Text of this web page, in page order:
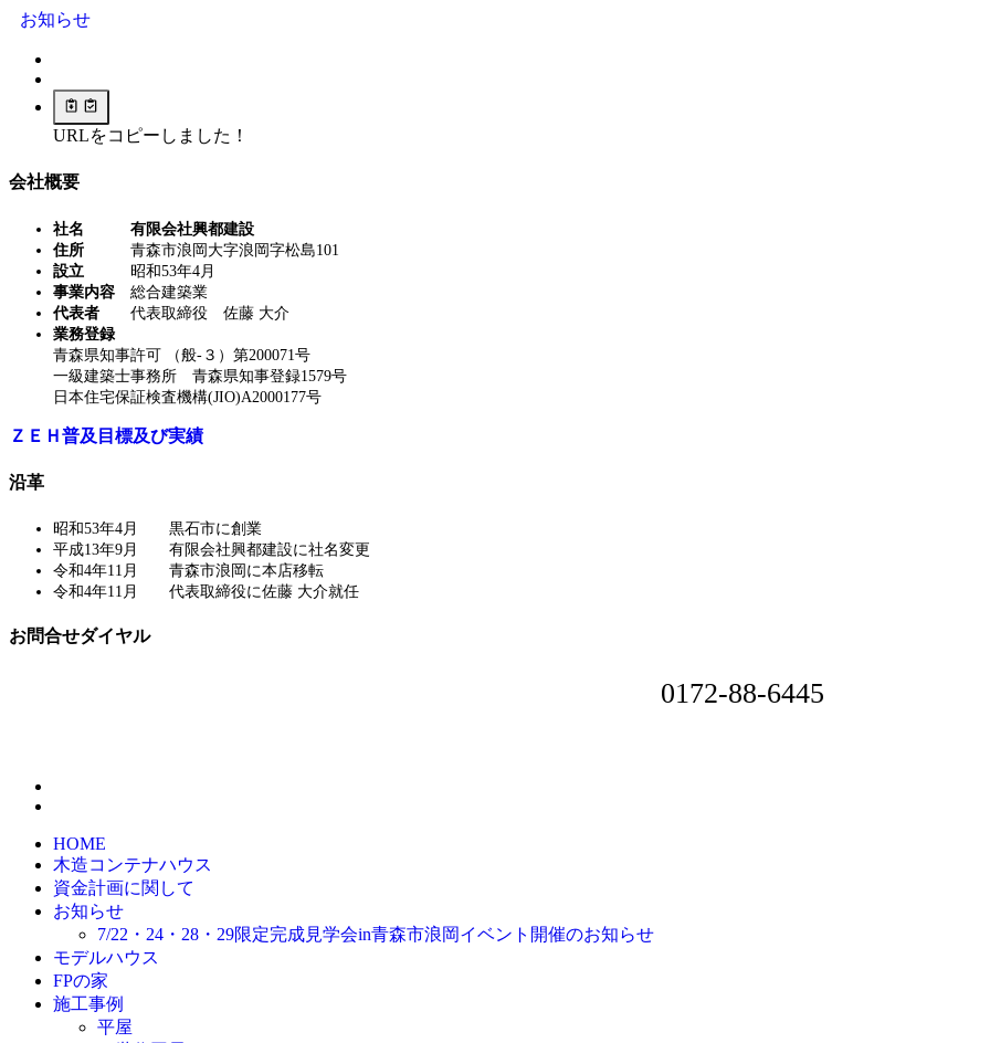
お知らせ
URLをコピーしました！
会社概要
社名 有限会社興都建設
住所
青森市浪岡大字浪岡字松島101
設立
昭和53年4月
事業内容 総合建築業
代表者
代表取締役 佐藤 大介
業務登録
青森県知事許可 （般-３）第200071号
一級建築士事務所 青森県知事登録1579号
日本住宅保証検査機構(JIO)A2000177号
ＺＥＨ普及目標及び実績
沿革
昭和53年4月 黒石市に創業
平成13年9月 有限会社興都建設に社名変更
令和4年11月 青森市浪岡に本店移転
令和4年11月 代表取締役に佐藤 大介就任
お問合せダイヤル
0172-88-6445
HOME
木造コンテナハウス
資金計画に関して
お知らせ
7/22・24・28・29限定完成見学会in青森市浪岡イベント開催のお知らせ
モデルハウス
FPの家
施工事例
平屋